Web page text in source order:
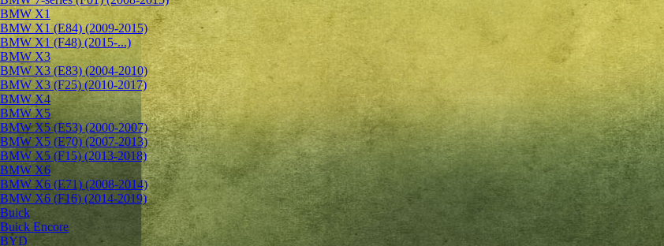
BMW X1
BMW X1 (E84) (2009-2015)
BMW X1 (F48) (2015-...)
BMW X3
BMW X3 (E83) (2004-2010)
BMW X3 (F25) (2010-2017)
BMW X4
BMW X5
BMW X5 (E53) (2000-2007)
BMW X5 (E70) (2007-2013)
BMW X5 (F15) (2013-2018)
BMW X6
BMW X6 (E71) (2008-2014)
BMW X6 (F16) (2014-2019)
Buick
Buick Encore
BYD